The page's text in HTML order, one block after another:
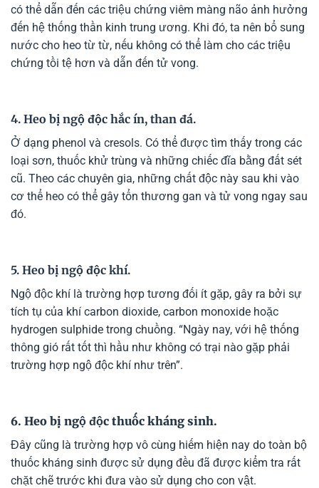
có thể dẫn đến các triệu chứng viêm màng não ảnh hưởng
đến hệ thống thần kinh trung ương. Khi đó, ta nên bổ sung
nước cho heo từ từ, nếu không có thể làm cho các triệu
chứng tồi tệ hơn và dẫn đến tử vong.
4. Heo bị ngộ độc hắc ín, than đá.
Ở dạng phenol và cresols. Có thể được tìm thấy trong các
loại sơn, thuốc khử trùng và những chiếc đĩa bằng đất sét
cũ. Theo các chuyên gia, những chất độc này sau khi vào
cơ thể heo có thể gây tổn thương gan và tử vong ngay sau
đó.
5. Heo bị ngộ độc khí.
Ngộ độc khí là trường hợp tương đối ít gặp, gây ra bởi sự
tích tụ của khí carbon dioxide, carbon monoxide hoặc
hydrogen sulphide trong chuồng. “Ngày nay, với hệ thống
thông gió rất tốt thì hầu như không có trại nào gặp phải
trường hợp ngộ độc khí như trên”.
6. Heo bị ngộ độc thuốc kháng sinh.
Đây cũng là trường hợp vô cùng hiếm hiện nay do toàn bộ
thuốc kháng sinh được sử dụng đều đã được kiểm tra rất
chặt chẽ trước khi đưa vào sử dụng cho con vật.